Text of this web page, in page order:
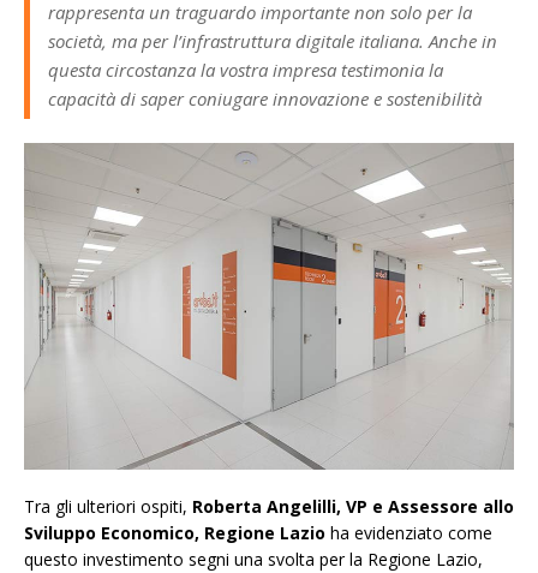
rappresenta un traguardo importante non solo per la
società, ma per l’infrastruttura digitale italiana. Anche in
questa circostanza la vostra impresa testimonia la
capacità di saper coniugare innovazione e sostenibilità
Tra gli ulteriori ospiti, Roberta Angelilli, VP e Assessore allo
Sviluppo Economico, Regione Lazio ha evidenziato come
questo investimento segni una svolta per la Regione Lazio,